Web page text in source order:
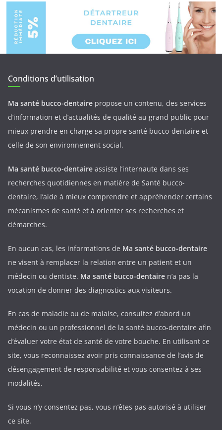
Conditions d’utilisation
Ma santé bucco-dentaire propose un contenu, des services
d’information et d’actualités de qualité au grand public pour
mieux prendre en charge sa propre santé bucco-dentaire et
celle de son environnement social.
Ma santé bucco-dentaire assiste l’internaute dans ses
recherches quotidiennes en matière de Santé bucco-
dentaire, l’aide à mieux comprendre et appréhender certains
mécanismes de santé et à orienter ses recherches et
démarches.
En aucun cas, les informations de Ma santé bucco-dentaire
ne visent à remplacer la relation entre un patient et un
médecin ou dentiste. Ma santé bucco-dentaire n’a pas la
vocation de donner des diagnostics aux visiteurs.
En cas de maladie ou de malaise, consultez d’abord un
médecin ou un professionnel de la santé bucco-dentaire afin
d’évaluer votre état de santé de votre bouche. En utilisant ce
site, vous reconnaissez avoir pris connaissance de l’avis de
désengagement de responsabilité et vous consentez à ses
modalités.
Si vous n’y consentez pas, vous n’êtes pas autorisé à utiliser
ce site.